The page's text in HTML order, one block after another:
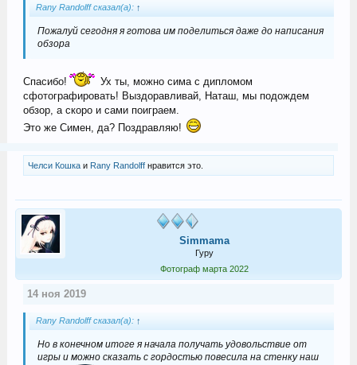
Rany Randolff сказал(а): ↑
Пожалуй сегодня я готова им поделиться даже до написания
обзора
Спасибо!
Ух ты, можно сима с дипломом
сфотографировать! Выздоравливай, Наташ, мы подождем
обзор, а скоро и сами поиграем.
Это же Симен, да? Поздравляю!
Челси Кошкаи Rany Randolffнравится это.
Simmama
Гуру
Фотограф марта 2022
14 ноя 2019
Rany Randolff сказал(а): ↑
Но в конечном итоге я начала получать удовольствие от
игры и можно сказать с гордостью повесила на стенку наш